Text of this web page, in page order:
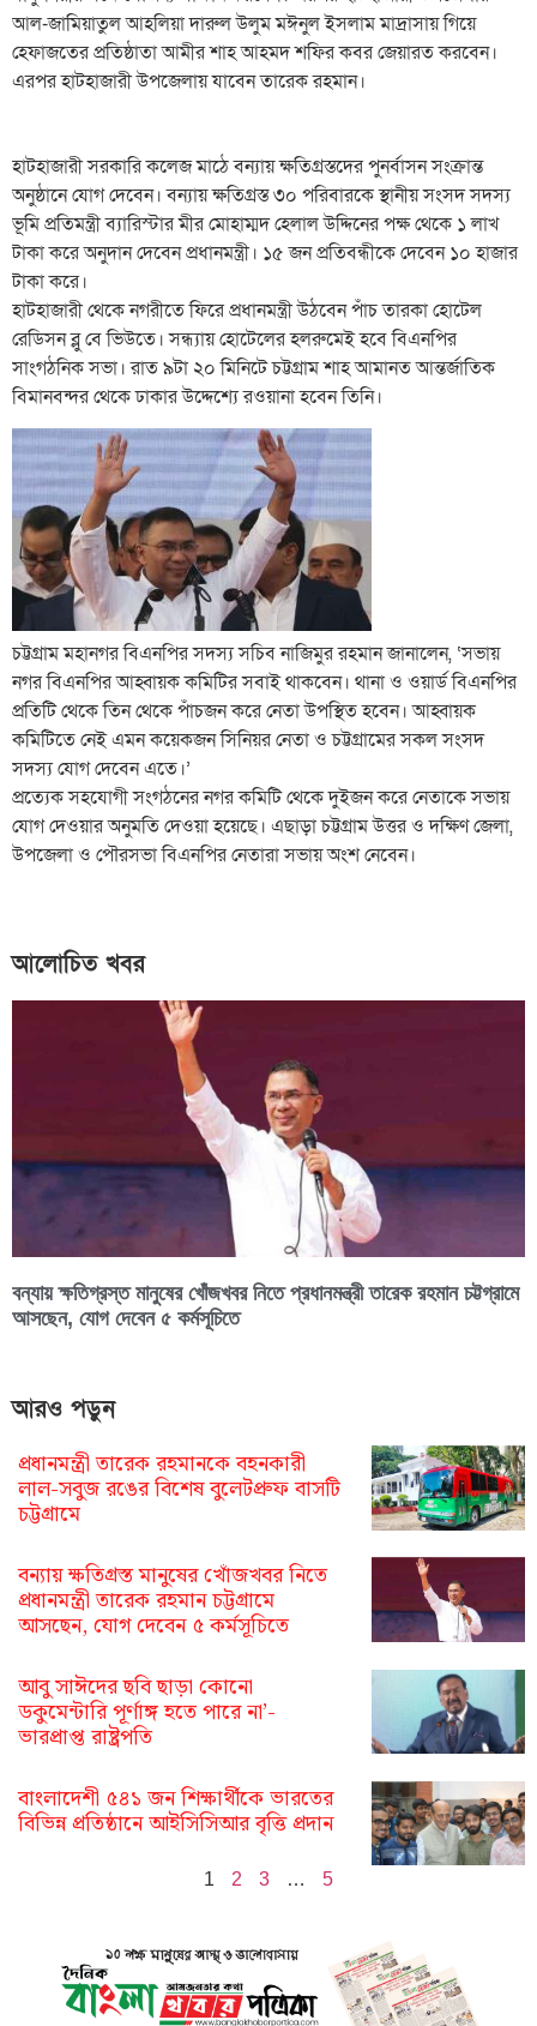
আল-জামিয়াতুল আহলিয়া দারুল উলুম মঈনুল ইসলাম মাদ্রাসায় গিয়ে
হেফাজতের প্রতিষ্ঠাতা আমীর শাহ আহমদ শফির কবর জেয়ারত করবেন।
এরপর হাটহাজারী উপজেলায় যাবেন তারেক রহমান।
হাটহাজারী সরকারি কলেজ মাঠে বন্যায় ক্ষতিগ্রস্তদের পুনর্বাসন সংক্রান্ত
অনুষ্ঠানে যোগ দেবেন। বন্যায় ক্ষতিগ্রস্ত ৩০ পরিবারকে স্থানীয় সংসদ সদস্য
ভূমি প্রতিমন্ত্রী ব্যারিস্টার মীর মোহাম্মদ হেলাল উদ্দিনের পক্ষ থেকে ১ লাখ
টাকা করে অনুদান দেবেন প্রধানমন্ত্রী। ১৫ জন প্রতিবন্ধীকে দেবেন ১০ হাজার
টাকা করে।
হাটহাজারী থেকে নগরীতে ফিরে প্রধানমন্ত্রী উঠবেন পাঁচ তারকা হোটেল
রেডিসন ব্লু বে ভিউতে। সন্ধ্যায় হোটেলের হলরুমেই হবে বিএনপির
সাংগঠনিক সভা। রাত ৯টা ২০ মিনিটে চট্টগ্রাম শাহ আমানত আন্তর্জাতিক
বিমানবন্দর থেকে ঢাকার উদ্দেশ্যে রওয়ানা হবেন তিনি।
চট্টগ্রাম মহানগর বিএনপির সদস্য সচিব নাজিমুর রহমান জানালেন, ‘সভায়
নগর বিএনপির আহ্বায়ক কমিটির সবাই থাকবেন। থানা ও ওয়ার্ড বিএনপির
প্রতিটি থেকে তিন থেকে পাঁচজন করে নেতা উপস্থিত হবেন। আহ্বায়ক
কমিটিতে নেই এমন কয়েকজন সিনিয়র নেতা ও চট্টগ্রামের সকল সংসদ
সদস্য যোগ দেবেন এতে।’
প্রত্যেক সহযোগী সংগঠনের নগর কমিটি থেকে দুইজন করে নেতাকে সভায়
যোগ দেওয়ার অনুমতি দেওয়া হয়েছে। এছাড়া চট্টগ্রাম উত্তর ও দক্ষিণ জেলা,
উপজেলা ও পৌরসভা বিএনপির নেতারা সভায় অংশ নেবেন।
আলোচিত খবর
বন্যায় ক্ষতিগ্রস্ত মানুষের খোঁজখবর নিতে প্রধানমন্ত্রী তারেক রহমান চট্টগ্রামে
আসছেন, যোগ দেবেন ৫ কর্মসূচিতে
আরও পড়ুন
প্রধানমন্ত্রী তারেক রহমানকে বহনকারী
লাল-সবুজ রঙের বিশেষ বুলেটপ্রুফ বাসটি
চট্টগ্রামে
বন্যায় ক্ষতিগ্রস্ত মানুষের খোঁজখবর নিতে
প্রধানমন্ত্রী তারেক রহমান চট্টগ্রামে
আসছেন, যোগ দেবেন ৫ কর্মসূচিতে
আবু সাঈদের ছবি ছাড়া কোনো
ডকুমেন্টারি পূর্ণাঙ্গ হতে পারে না’-
ভারপ্রাপ্ত রাষ্ট্রপতি
বাংলাদেশী ৫৪১ জন শিক্ষার্থীকে ভারতের
বিভিন্ন প্রতিষ্ঠানে আইসিসিআর বৃত্তি প্রদান
1 2 3 … 5